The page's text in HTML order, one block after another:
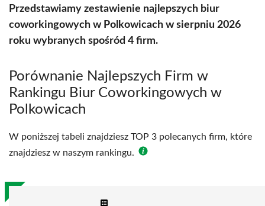
Przedstawiamy zestawienie najlepszych biur
coworkingowych w Polkowicach w sierpniu 2026
roku wybranych spośród 4 firm.
Porównanie Najlepszych Firm w
Rankingu Biur Coworkingowych w
Polkowicach
W poniższej tabeli znajdziesz TOP 3 polecanych firm, które
znajdziesz w naszym rankingu.